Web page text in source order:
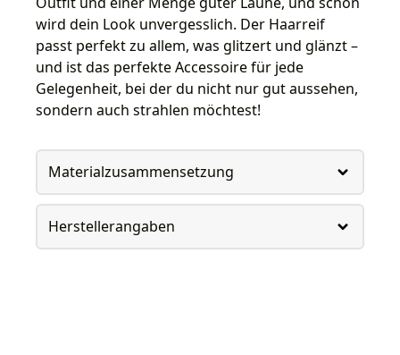
wird dein Look unvergesslich. Der Haarreif
passt perfekt zu allem, was glitzert und glänzt –
und ist das perfekte Accessoire für jede
Gelegenheit, bei der du nicht nur gut aussehen,
sondern auch strahlen möchtest!
Materialzusammensetzung
Herstellerangaben